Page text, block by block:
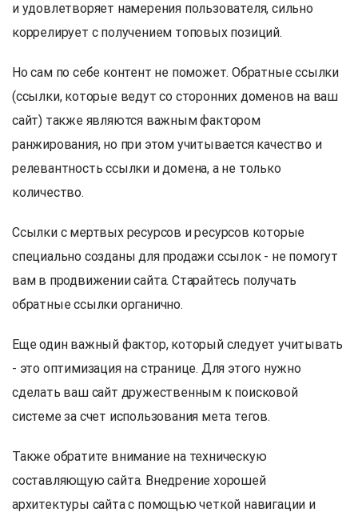
и удовлетворяет намерения пользователя, сильно
коррелирует с получением топовых позиций.
Но сам по себе контент не поможет. Обратные ссылки
(ссылки, которые ведут со сторонних доменов на ваш
сайт) также являются важным фактором
ранжирования, но при этом учитывается качество и
релевантность ссылки и домена, а не только
количество.
Ссылки с мертвых ресурсов и ресурсов которые
специально созданы для продажи ссылок - не помогут
вам в продвижении сайта. Старайтесь получать
обратные ссылки органично.
Еще один важный фактор, который следует учитывать
- это оптимизация на странице. Для этого нужно
сделать ваш сайт дружественным к поисковой
системе за счет использования мета тегов.
Также обратите внимание на техническую
составляющую сайта. Внедрение хорошей
архитектуры сайта с помощью четкой навигации и